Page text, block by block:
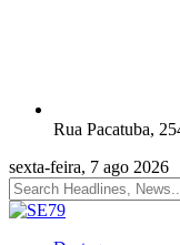
Rua Pacatuba,
sexta-feira, 7 ago 2026